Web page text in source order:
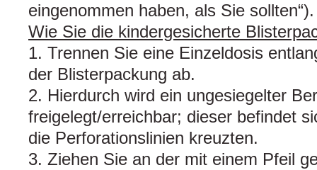
eingenommen haben, als Sie sollten“).
Wie Sie die kindergesicherte
1. Trennen Sie eine Einzeldosis
der Blisterpackung ab.
2. Hierdurch wird ein ungesiegelter
freigelegt/erreichbar; dieser befindet
die Perforationslinien kreuzten.
3. Ziehen Sie an der mit einem Pfeil